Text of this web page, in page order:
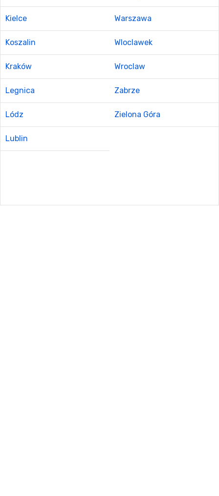
Kielce
Koszalin
Kraków
Legnica
Lódz
Lublin
Warszawa
Wloclawek
Wroclaw
Zabrze
Zielona Góra